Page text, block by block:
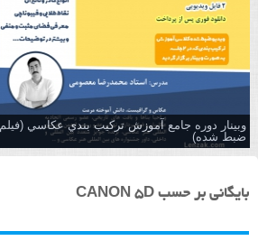
وبینار دوره جامع آموزش تركيب بندي عكاسي (فیلم
ضبط شده)
بایگانی بر حسب CANON 5D